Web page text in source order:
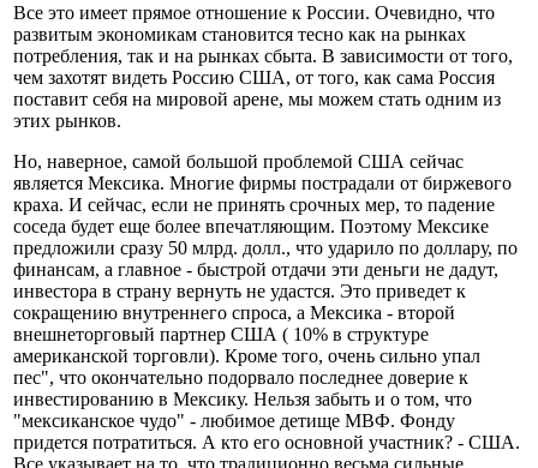
Все это имеет прямое отношение к России. Очевидно, что
развитым экономикам становится тесно как на рынках
потребления, так и на рынках сбыта. В зависимости от того,
чем захотят видеть Россию США, от того, как сама Россия
поставит себя на мировой арене, мы можем стать одним из
этих рынков.
Но, наверное, самой большой проблемой США сейчас
является Мексика. Многие фирмы пострадали от биржевого
краха. И сейчас, если не принять срочных мер, то падение
соседа будет еще более впечатляющим. Поэтому Мексике
предложили сразу 50 млрд. долл., что ударило по доллару, по
финансам, а главное - быстрой отдачи эти деньги не дадут,
инвестора в страну вернуть не удастся. Это приведет к
сокращению внутреннего спроса, а Мексика - второй
внешнеторговый партнер США ( 10% в структуре
американской торговли). Кроме того, очень сильно упал
пес", что окончательно подорвало последнее доверие к
инвестированию в Мексику. Нельзя забыть и о том, что
"мексиканское чудо" - любимое детище МВФ. Фонду
придется потратиться. А кто его основной участник? - США.
Все указывает на то, что традиционно весьма сильные